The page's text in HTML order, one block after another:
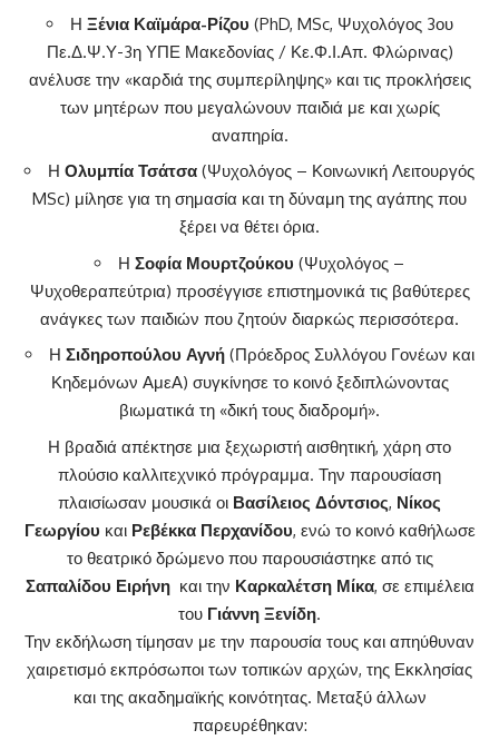
Η Ξένια Καϊμάρα-Ρίζου (PhD, MSc, Ψυχολόγος 3ου
Πε.Δ.Ψ.Υ-3η ΥΠΕ Μακεδονίας / Κε.Φ.Ι.Απ. Φλώρινας)
ανέλυσε την «καρδιά της συμπερίληψης» και τις προκλήσεις
των μητέρων που μεγαλώνουν παιδιά με και χωρίς
αναπηρία.
Η Ολυμπία Τσάτσα (Ψυχολόγος – Κοινωνική Λειτουργός
MSc) μίλησε για τη σημασία και τη δύναμη της αγάπης που
ξέρει να θέτει όρια.
Η Σοφία Μουρτζούκου (Ψυχολόγος –
Ψυχοθεραπεύτρια) προσέγγισε επιστημονικά τις βαθύτερες
ανάγκες των παιδιών που ζητούν διαρκώς περισσότερα.
Η Σιδηροπούλου Αγνή(Πρόεδρος Συλλόγου Γονέων και
Κηδεμόνων ΑμεΑ) συγκίνησε το κοινό ξεδιπλώνοντας
βιωματικά τη «δική τους διαδρομή».
Η βραδιά απέκτησε μια ξεχωριστή αισθητική, χάρη στο
πλούσιο καλλιτεχνικό πρόγραμμα. Την παρουσίαση
πλαισίωσαν μουσικά οι Βασίλειος Δόντσιος, Νίκος
Γεωργίου και Ρεβέκκα Περχανίδου, ενώ το κοινό καθήλωσε
το θεατρικό δρώμενο που παρουσιάστηκε από τις
Σαπαλίδου Ειρήνηκαι την Καρκαλέτση Μίκα, σε επιμέλεια
του Γιάννη Ξενίδη.
Την εκδήλωση τίμησαν με την παρουσία τους και απηύθυναν
χαιρετισμό εκπρόσωποι των τοπικών αρχών, της Εκκλησίας
και της ακαδημαϊκής κοινότητας. Μεταξύ άλλων
παρευρέθηκαν: